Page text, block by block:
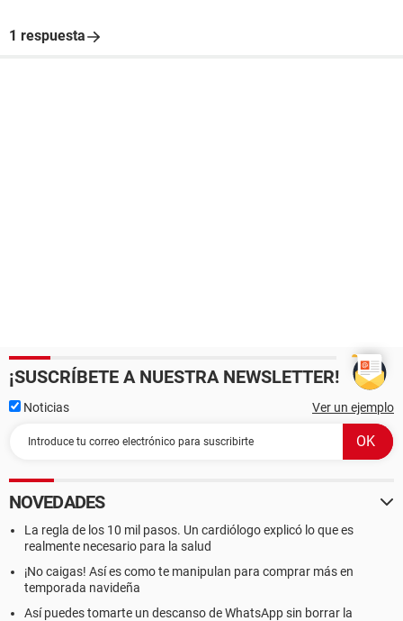
1 respuesta
¡SUSCRÍBETE A NUESTRA NEWSLETTER!
Noticias Ver un ejemplo
NOVEDADES
La regla de los 10 mil pasos. Un cardiólogo explicó lo que es
realmente necesario para la salud
¡No caigas! Así es como te manipulan para comprar más en
temporada navideña
Así puedes tomarte un descanso de WhatsApp sin borrar la